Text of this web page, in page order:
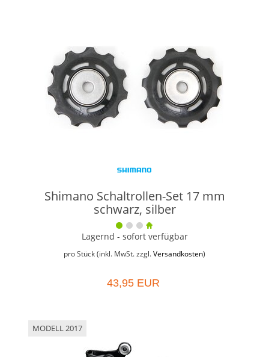
Shimano Schaltrollen-Set 17 mm
schwarz, silber
Lagernd - sofort verfügbar
pro Stück (inkl. MwSt. zzgl. Versandkosten)
43,95 EUR
MODELL 2017